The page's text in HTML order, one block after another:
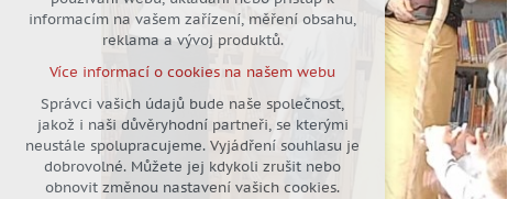
apod.
analytická pro anonymizované
vyhodnocení návštěvnosti
marketingová cookies (Google)
Více informací o cookies na našem webu
informacím na vašem zařízení, měření obsahu,
reklama a vývoj produktů.
Více informací o cookies na našem webu
Správci vašich údajů bude naše společnost,
jakož i naši důvěryhodní partneři, se kterými
neustále spolupracujeme. Vyjádření souhlasu je
dobrovolné. Můžete jej kdykoli zrušit nebo
obnovit změnou nastavení vašich cookies.